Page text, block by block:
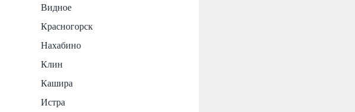
Видное
Красногорск
Нахабино
Клин
Кашира
Истра